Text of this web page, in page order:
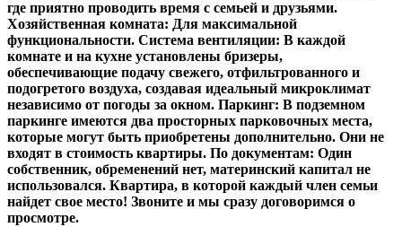
где приятно проводить время с семьей и друзьями.
Хозяйственная комната: Для максимальной
функциональности. Система вентиляции: В каждой
комнате и на кухне установлены бризеры,
обеспечивающие подачу свежего, отфильтрованного и
подогретого воздуха, создавая идеальный микроклимат
независимо от погоды за окном. Паркинг: В подземном
паркинге имеются два просторных парковочных места,
которые могут быть приобретены дополнительно. Они не
входят в стоимость квартиры. По документам: Один
собственник, обременений нет, материнский капитал не
использовался. Квартира, в которой каждый член семьи
найдет свое место! Звоните и мы сразу договоримся о
просмотре.